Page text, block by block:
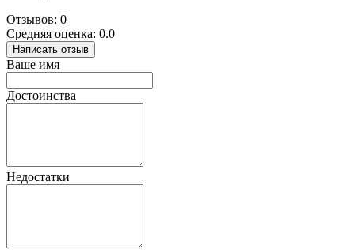
Отзывов: 0
Средняя оценка: 0.0
Написать отзыв
Ваше имя
Достоинства
Недостатки